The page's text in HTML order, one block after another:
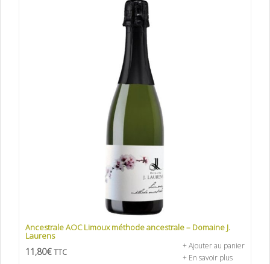
Ancestrale AOC Limoux méthode ancestrale – Domaine J.
Laurens
11,80€ TTC
+ Ajouter au panier
+ En savoir plus